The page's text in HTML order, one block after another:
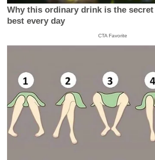
Why this ordinary drink is the
best every day
CTA Favorite